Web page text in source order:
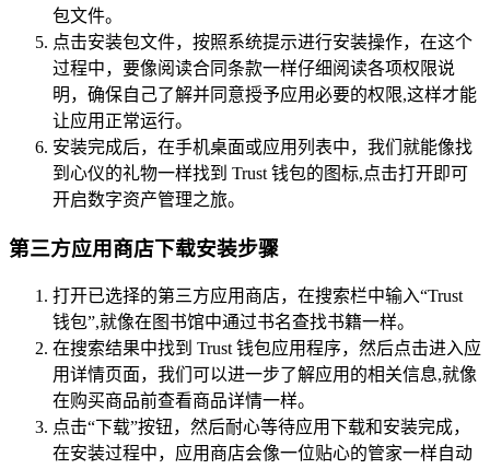
包文件。
点击安装包文件，按照系统提示进行安装操作，在这个
过程中，要像阅读合同条款一样仔细阅读各项权限说
明，确保自己了解并同意授予应用必要的权限,这样才能
让应用正常运行。
安装完成后，在手机桌面或应用列表中，我们就能像找
到心仪的礼物一样找到 Trust 钱包的图标,点击打开即可
开启数字资产管理之旅。
第三方应用商店下载安装步骤
打开已选择的第三方应用商店，在搜索栏中输入“Trust
钱包”,就像在图书馆中通过书名查找书籍一样。
在搜索结果中找到 Trust 钱包应用程序，然后点击进入应
用详情页面，我们可以进一步了解应用的相关信息,就像
在购买商品前查看商品详情一样。
点击“下载”按钮，然后耐心等待应用下载和安装完成，
在安装过程中，应用商店会像一位贴心的管家一样自动